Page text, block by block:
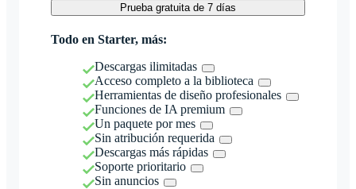
Prueba gratuita de 7 días
Todo en Starter, más:
Descargas ilimitadas
Acceso completo a la biblioteca
Herramientas de diseño profesionales
Funciones de IA premium
Un paquete por mes
Sin atribución requerida
Descargas más rápidas
Soporte prioritario
Sin anuncios